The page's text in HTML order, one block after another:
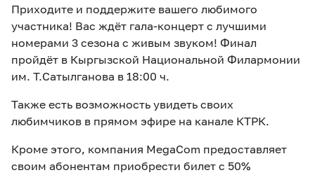
Приходите и поддержите вашего любимого
участника! Вас ждёт гала-концерт с лучшими
номерами 3 сезона с живым звуком! Финал
пройдёт в Кыргызской Национальной Филармонии
им. Т.Сатылганова в 18:00 ч.
Также есть возможность увидеть своих
любимчиков в прямом эфире на канале КТРК.
Кроме этого, компания MegaCom предоставляет
своим абонентам приобрести билет с 50%